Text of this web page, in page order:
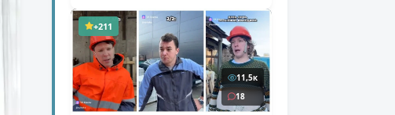
+211
11,5к
18